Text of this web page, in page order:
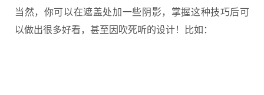
当然，你可以在遮盖处加一些阴影，掌握这种技巧后可
以做出很多好看，甚至因吹死听的设计！比如：